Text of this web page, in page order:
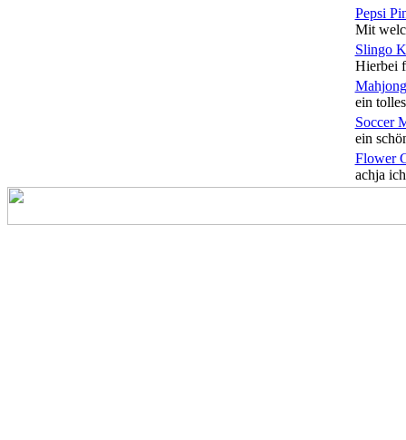
Pepsi
Mit
Slingo
Hierbei
ein
Soccer
ein
Flower
achja